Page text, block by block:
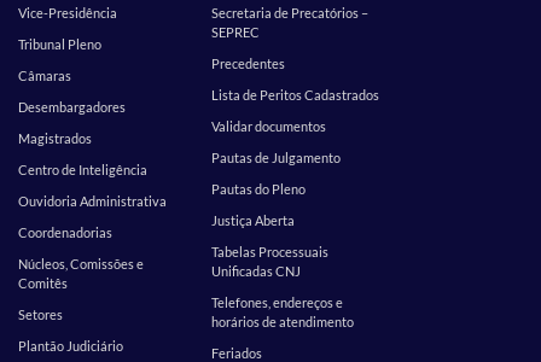
Vice-Presidência
Tribunal Pleno
Câmaras
Desembargadores
Magistrados
Centro de Inteligência
Ouvidoria Administrativa
Coordenadorias
Núcleos, Comissões e
Comitês
Setores
Plantão Judiciário
Secretaria de Precatórios –
SEPREC
Precedentes
Lista de Peritos Cadastrados
Validar documentos
Pautas de Julgamento
Pautas do Pleno
Justiça Aberta
Tabelas Processuais
Unificadas CNJ
Telefones, endereços e
horários de atendimento
Feriados